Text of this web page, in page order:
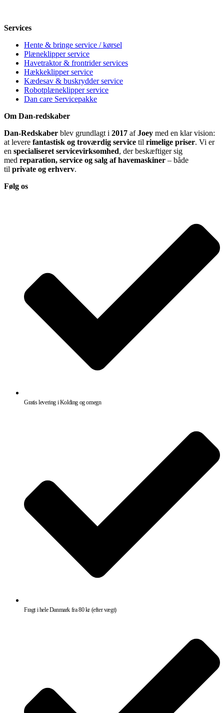
Services
Hente & bringe service / kørsel
Plæneklipper service
Havetraktor & frontrider services
Hækkeklipper service
Kædesav & buskrydder service
Robotplæneklipper service
Dan care Servicepakke
Om Dan-redskaber
Dan-Redskaber blev grundlagt i 2017 afJoey med en klar vision:
at levere fantastisk og troværdig service til rimelige priser. Vi er
en specialiseret servicevirksomhed, der beskæftiger sig
med reparation, service og salg af havemaskiner – både
til private og erhverv.
Følg os
Gratis levering i Kolding og omegn
Fragt i hele Danmark fra 80 kr (efter vægt)